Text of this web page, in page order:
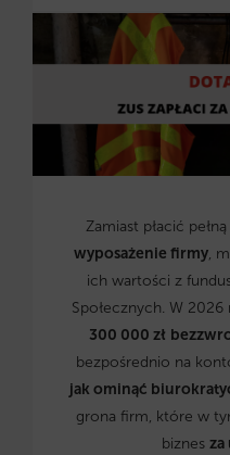
Zamiast płacić
wyposażenie firmy,
ich wartości z
Społecznych. W
300 000 zł
bezpośrednio na
jak ominąć
grona firm, które w
biznes za